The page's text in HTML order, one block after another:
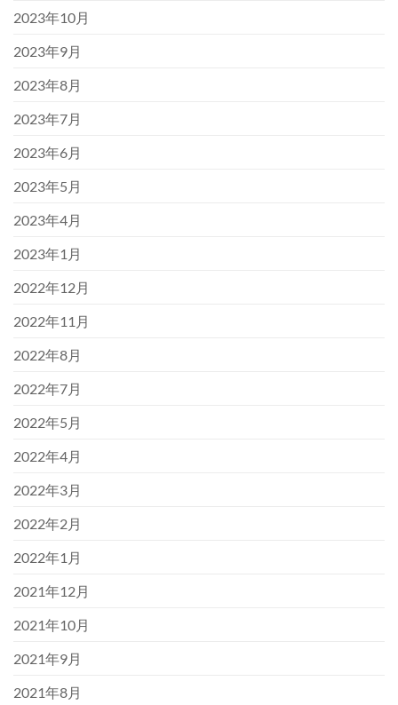
2023年10月
2023年9月
2023年8月
2023年7月
2023年6月
2023年5月
2023年4月
2023年1月
2022年12月
2022年11月
2022年8月
2022年7月
2022年5月
2022年4月
2022年3月
2022年2月
2022年1月
2021年12月
2021年10月
2021年9月
2021年8月